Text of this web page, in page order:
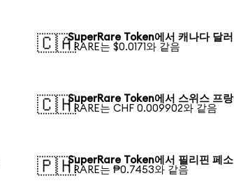
🇨🇦SuperRare Token에서 캐나다 달러
1 RARE는 $0.0171와 같음
🇨🇭SuperRare Token에서 스위스 프랑
1 RARE는 CHF 0.009902와 같음
🇵🇭SuperRare Token에서 필리핀 페소
1 RARE는 ₱0.7453와 같음